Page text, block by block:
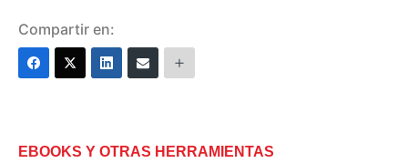
Compartir en:
EBOOKS Y OTRAS HERRAMIENTAS